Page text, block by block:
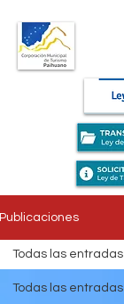
Publicaciones
Todas las entradas
Todas las entradas